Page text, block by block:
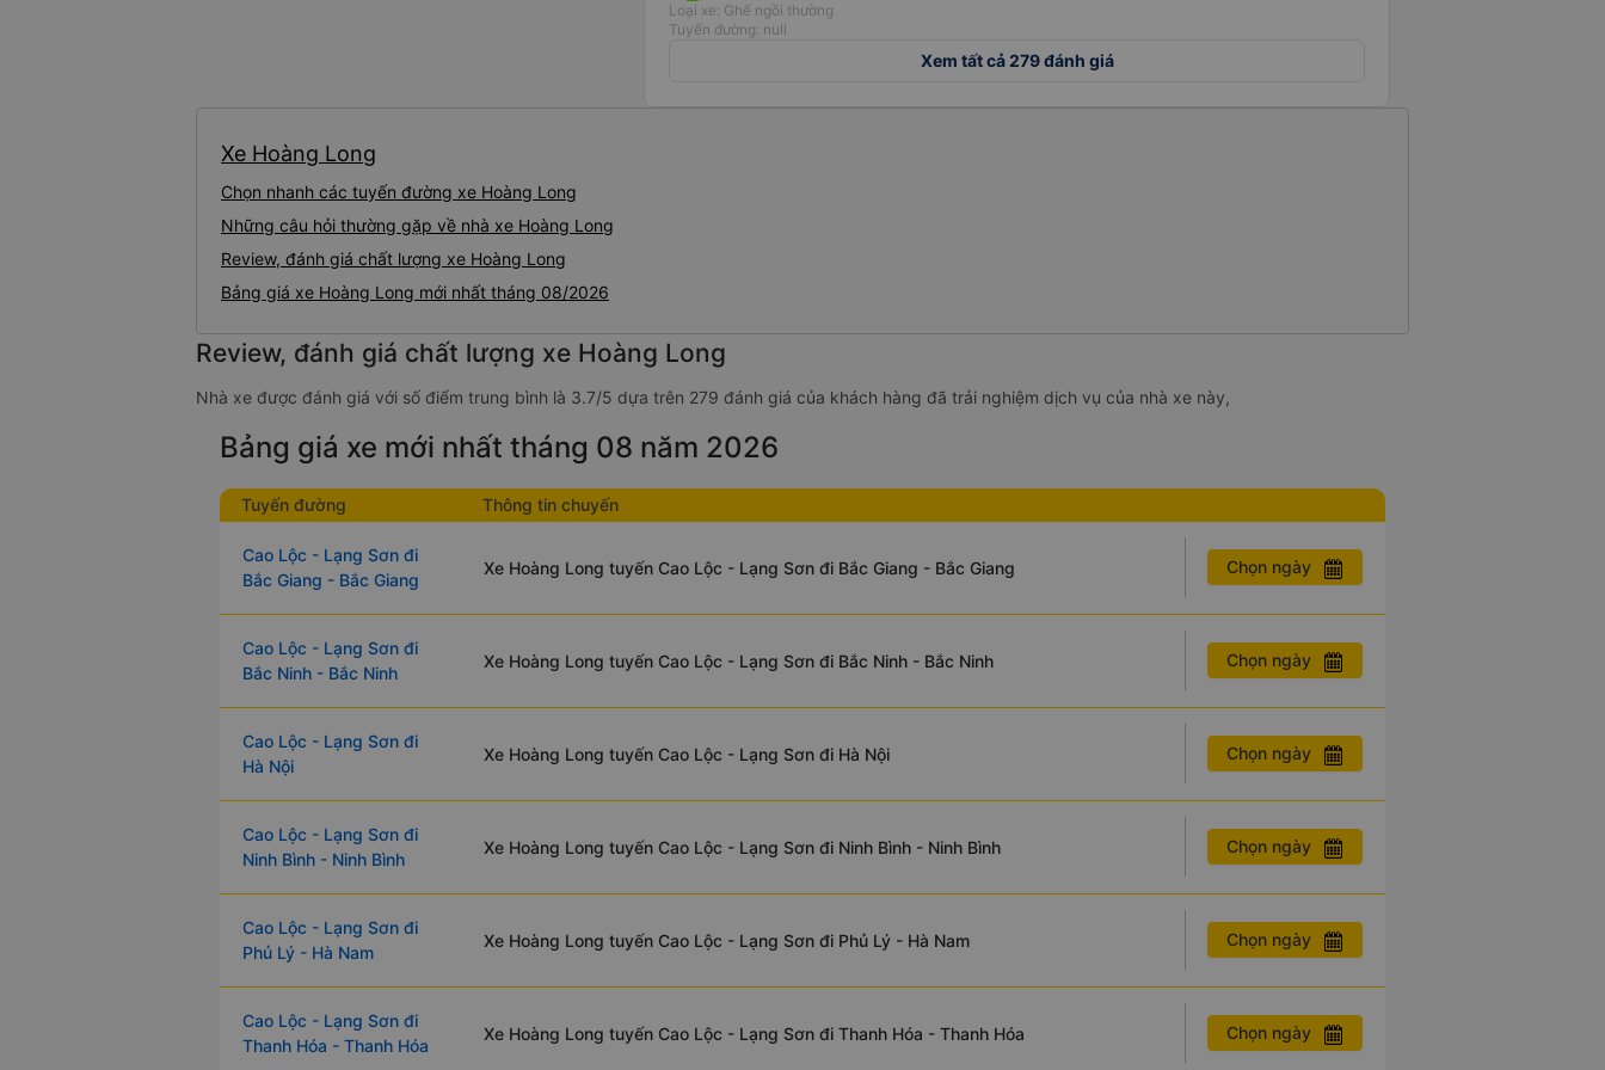
Loại xe: Ghế ngồi thường
Tuyến đường: null
Xem tất cả 279 đánh giá
Xe Hoàng Long
Chọn nhanh các tuyến đường xe Hoàng Long
Những câu hỏi thường gặp về nhà xe Hoàng Long
Review, đánh giá chất lượng xe Hoàng Long
Bảng giá xe Hoàng Long mới nhất tháng 08/2026
Review, đánh giá chất lượng xe Hoàng Long
Nhà xe được đánh giá với số điểm trung bình là 3.7/5 dựa trên 279 đánh giá của khách hàng đã trải nghiệm dịch vụ của nhà xe này,
Bảng giá xe mới nhất tháng 08 năm 2026
Tuyến đường Thông tin chuyến
Cao Lộc - Lạng Sơn đi
Bắc Giang - Bắc Giang
Xe Hoàng Long tuyến Cao Lộc - Lạng Sơn đi Bắc Giang - Bắc Giang Chọn ngày
Cao Lộc - Lạng Sơn đi
Bắc Ninh - Bắc Ninh
Xe Hoàng Long tuyến Cao Lộc - Lạng Sơn đi Bắc Ninh - Bắc Ninh Chọn ngày
Cao Lộc - Lạng Sơn đi
Hà Nội
Xe Hoàng Long tuyến Cao Lộc - Lạng Sơn đi Hà Nội Chọn ngày
Cao Lộc - Lạng Sơn đi
Ninh Bình - Ninh Bình
Xe Hoàng Long tuyến Cao Lộc - Lạng Sơn đi Ninh Bình - Ninh Bình Chọn ngày
Cao Lộc - Lạng Sơn đi
Phủ Lý - Hà Nam
Xe Hoàng Long tuyến Cao Lộc - Lạng Sơn đi Phủ Lý - Hà Nam Chọn ngày
Cao Lộc - Lạng Sơn đi
Thanh Hóa - Thanh Hóa
Xe Hoàng Long tuyến Cao Lộc - Lạng Sơn đi Thanh Hóa - Thanh Hóa Chọn ngày